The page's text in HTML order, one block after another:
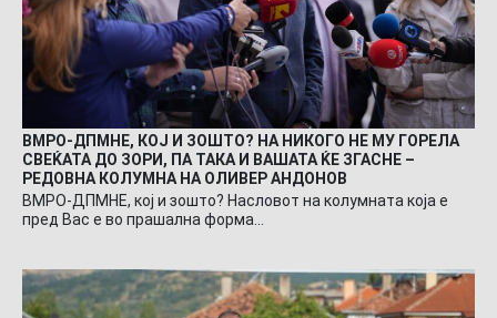
ВМРО-ДПМНЕ, КОЈ И ЗОШТО? НА НИКОГО НЕ МУ ГОРЕЛА
СВЕЌАТА ДО ЗОРИ, ПА ТАКА И ВАШАТА ЌЕ ЗГАСНЕ –
РЕДОВНА КОЛУМНА НА ОЛИВЕР АНДОНОВ
ВМРО-ДПМНЕ, кој и зошто? Насловот на колумната која е
пред Вас е во прашална форма…